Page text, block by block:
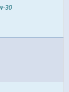
30